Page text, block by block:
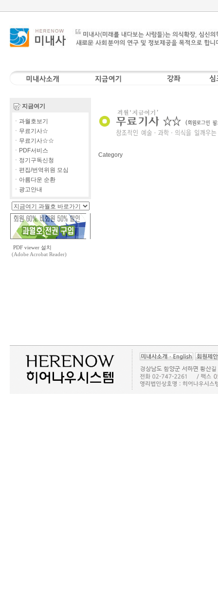
지금여기
ㆍ과월호보기
ㆍ무료기사☆
ㆍ무료기사☆☆
ㆍPDF서비스
ㆍ정기구독신청
ㆍ편집/번역위원 모심
ㆍ아름다운 순환
ㆍ광고안내
PDF viewer 설치
(Adobe Acrobat Reader)
Category